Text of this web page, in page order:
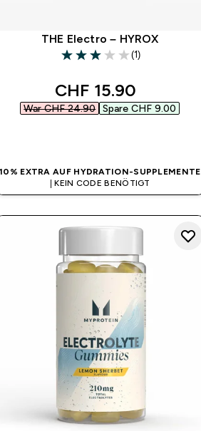
THE Electro – HYROX
3 out of 5 stars
(1)
discounted price
CHF 15.90‎
War CHF 24.90‎ Spare CHF 9.00‎
10% EXTRA AUF HYDRATION-SUPPLEMENTE
| KEIN CODE BENÖTIGT